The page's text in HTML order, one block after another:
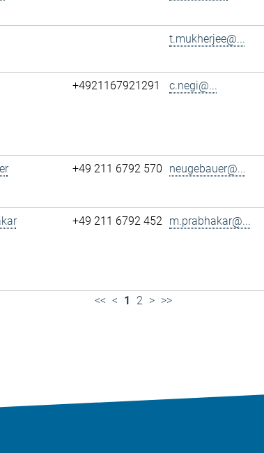
t.mukherjee@...
+4921167921291 c.negi@...
+49 211 6792 570 neugebauer@...
+49 211 6792 452 m.prabhakar@...
<< < 1 2 > >>